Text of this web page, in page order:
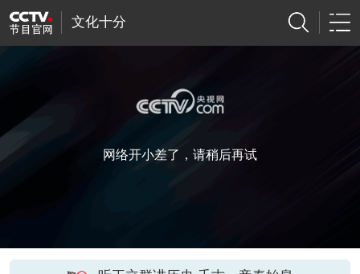
文化十分
网络开小差了，请稍后再试